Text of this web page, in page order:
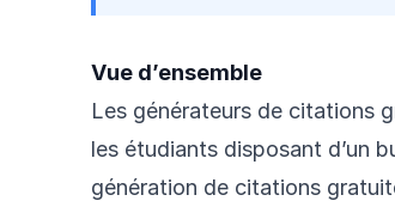
Vue d’ensemble
Les générateurs de citations
les étudiants disposant d’un
génération de citations